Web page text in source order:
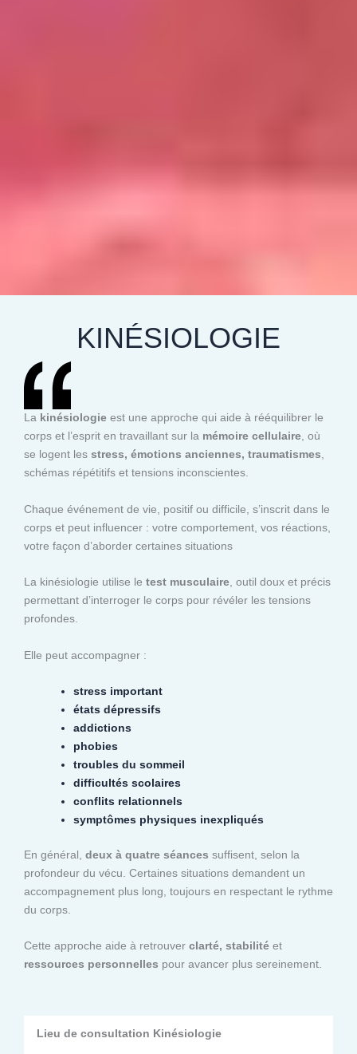
KINÉSIOLOGIE
La kinésiologie est une approche qui aide à rééquilibrer le
corps et l’esprit en travaillant sur la mémoire cellulaire, où
se logent les stress, émotions anciennes, traumatismes,
schémas répétitifs et tensions inconscientes.
Chaque événement de vie, positif ou difficile, s’inscrit dans le
corps et peut influencer : votre comportement, vos réactions,
votre façon d’aborder certaines situations
La kinésiologie utilise le test musculaire, outil doux et précis
permettant d’interroger le corps pour révéler les tensions
profondes.
Elle peut accompagner :
stress important
états dépressifs
addictions
phobies
troubles du sommeil
difficultés scolaires
conflits relationnels
symptômes physiques inexpliqués
En général, deux à quatre séances suffisent, selon la
profondeur du vécu. Certaines situations demandent un
accompagnement plus long, toujours en respectant le rythme
du corps.
Cette approche aide à retrouver clarté, stabilité et
ressources personnelles pour avancer plus sereinement.
Lieu de consultation Kinésiologie